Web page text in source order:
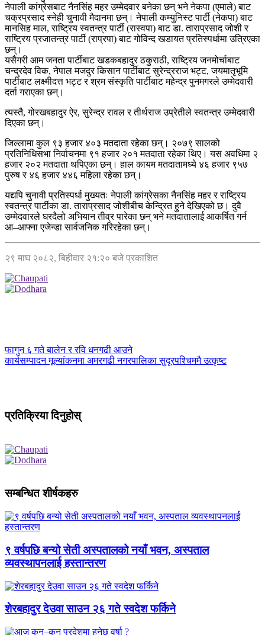
नेपाली कांग्रेसबाट नैनसिंह महर उम्मेदवार बनेका छन् भने नेकपा (एमाले) बाट
चक्रप्रसाद स्नेही चुनावी मैदानमा छन्। नेपाली कम्युनिस्ट पार्टी (नेकपा) बाट
मानसिह माल, राष्ट्रिय स्वतन्त्र पार्टी (रास्वपा) बाट डा. ताराप्रसाद जोशी र
राष्ट्रिय प्रजातन्त्र पार्टी (राप्रपा) बाट गोविन्द खडायत प्रतिस्पर्धामा उत्रिएका
छन्।
यसैगरी आम जनता पार्टीबाट खडकबहादुर ठकुराठी, राष्ट्रिय जनमोर्चाबाट
चन्द्रदेव विक, नेपाल मजदुर किसान पार्टीबाट सुरेन्द्रराज भट्ट, जयमातृभूमि
पार्टीबाट लक्ष्मीदत्त भट्ट र श्रम संस्कृति पार्टीबाट महेन्द्र पुनमगरले उम्मेदवारी
दर्ता गराएका छन्।
त्यस्तै, गोरखबहादुर ऐर, सुरेन्द्र रावल र तीर्थराज उप्रेतीले स्वतन्त्र उम्मेदवारी
दिएका छन्।
जिल्लामा कुल ९३ हजार ४०३ मतदाता रहेका छन्। २०७९ सालको
प्रतिनिधिसभा निर्वाचनमा ९१ हजार २०१ मतदाता रहेका थिए। यस अवधिमा २
हजार २०२ मतदाता थपिएका छन्। हाल कायम मतदातामध्ये ४६ हजार ९५७
पुरुष र ४६ हजार ४४६ महिला रहेका छन्।
यद्यपि चुनावी प्रतिस्पर्धा मुख्यतः नेपाली कांग्रेसका नैनसिंह महर र राष्ट्रिय
स्वतन्त्र पार्टीका डा. ताराप्रसाद जोशीबीच केन्द्रित हुने देखिएको छ। दुवै
उम्मेदवारले घरदैलो अभियान तीव्र पारेका छन् भने मतदातालाई आकर्षित गर्न
आ–आफ्ना एजेन्डा सार्वजनिक गरिरहेका छन्।
२९ माघ २०८२, बिहीवार २१:२० बजे प्रकाशित
फागुन ६ गते बालेन र रवि धनगढी आउने
कार्यसम्पादन मूल्यांकनमा अमरगढी नगरपालिका सुदूरपश्चिममै उत्कृष्ट
प्रतिक्रिया दिनुहोस्
सम्बन्धित शीर्षकहरु
९ वर्षपछि बन्यो सेती अस्पतालको नयाँ भवन, अस्पताल
व्यवस्थापनलाई हस्तान्तरण
शेरबहादुर देउवा साउन २६ गते स्वदेश फर्किने